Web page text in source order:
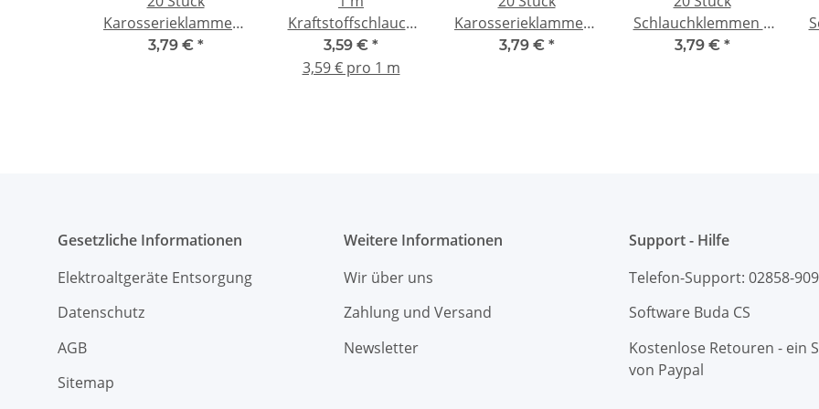
Karosserieklammern
1:8 R Splinte 30 mm -
3,79 € *
Kraftstoffschlauch
Silikon Ø 3 mm
innen, Ø außen 6
3,59 € *
3,59 € pro 1 m
Karosserieklammern
1:10 R Splinte 23 mm
3,79 € *
Schlauchklemmen 4
mm für
3,79 € *
Gesetzliche Informationen
Elektroaltgeräte Entsorgung
Datenschutz
AGB
Sitemap
Weitere Informationen
Wir über uns
Zahlung und Versand
Newsletter
Support - Hilfe
Telefon-Support: 02858-
Software Buda CS
Kostenlose Retouren - ein
von Paypal